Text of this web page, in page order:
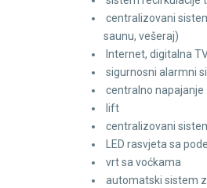
centralizovani
saunu, vešeraj)
Internet, digitalna
sigurnosni alarmni
centralno napajanje
lift
centralizovani
LED rasvjeta sa
vrt sa voćkama
automatski sistem